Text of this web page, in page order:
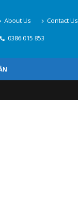
About Us Contact Us
0386 015 853